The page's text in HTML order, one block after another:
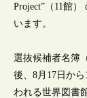
Project”（11館
います。
選抜候補者名簿
後、8月17日か
われる世界図書